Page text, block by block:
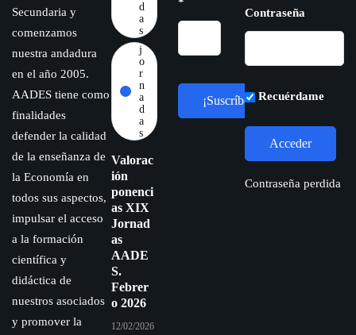
Secundaria y
comenzamos
nuestra andadura
en el año 2005.
AADES tiene como
finalidades
defender la calidad
de la enseñanza de
la Economía en
todos sus aspectos,
impulsar el acceso
a la formación
científica y
didáctica de
nuestros asociados
y promover la
d
a
s
j
o
r
n
a
d
a
s
Valorac
ión
ponenci
as XIX
Jornad
as
AADE
S.
Febrer
o 2026
12/02/2026
Contraseña
Recuérdame
Contraseña perdida